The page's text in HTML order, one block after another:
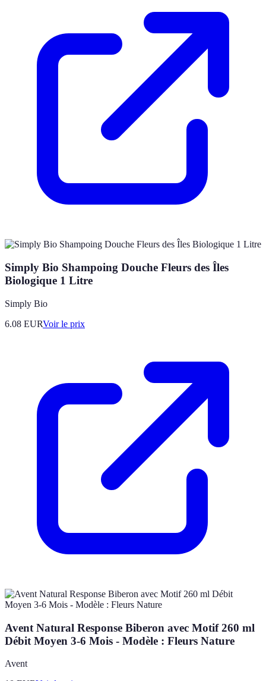
Simply Bio Shampoing Douche Fleurs des Îles
Biologique 1 Litre
Simply Bio
6.08 EURVoir le prix
Avent Natural Response Biberon avec Motif 260 ml
Débit Moyen 3-6 Mois - Modèle : Fleurs Nature
Avent